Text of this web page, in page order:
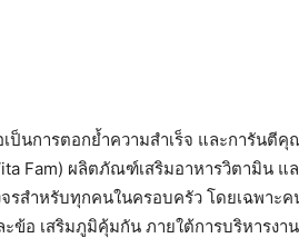
เป็นการตอกย้ำความสำเร็จ และการัน
Fam) ผลิตภัณฑ์เสริมอาหารวิตามิน
จรสำหรับทุกคนในครอบครัว โดยเฉพาะ
ะข้อ เสริมภูมิคุ้มกัน ภายใต้การบริหาร